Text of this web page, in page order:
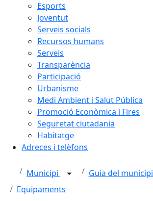
Esports
Joventut
Serveis socials
Recursos humans
Serveis
Transparència
Participació
Urbanisme
Medi Ambient i Salut Pública
Promoció Econòmica i Fires
Seguretat ciutadania
Habitatge
Adreces i telèfons
Municipi
Guia del municipi
Equipaments